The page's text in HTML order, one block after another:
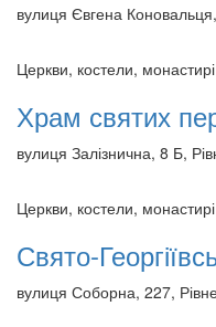
вулиця Євгена
Церкви, костели, монастирі
Храм святих
вулиця Залізнична, 8 Б,
Церкви, костели, монастирі
Свято-
вулиця Соборна, 227,